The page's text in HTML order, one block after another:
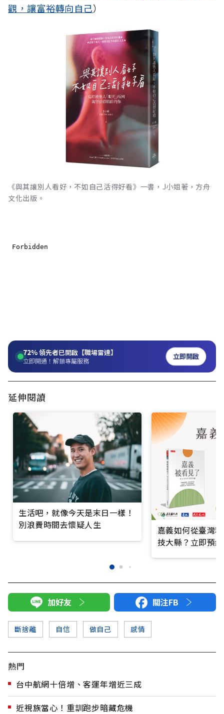
觀，讓富裕轉向自己）
《與其讓別人看好，不如自己活得好看》一書，J小姐著，方舟
文化出版。
72%領先者已開啟【職場雷達】
立即開通！解鎖專屬服務 立即開啟
延伸閱讀
生活吧，就像今天是末日一樣！
別浪費時間去懷疑人生
嘉義如何從臺灣
技大縣？立即預
加好友 關注FB
斷捨離 自信 做自己 感情
熱門
台中航網十倍增、客運年增近三成
近視族當心！重訓跑步暗藏危機